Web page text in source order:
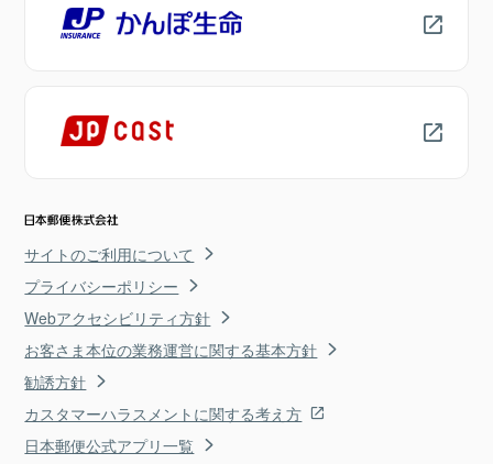
サイトのご利用について
プライバシーポリシー
Webアクセシビリティ方針
お客さま本位の業務運営に関する基本方針
勧誘方針
カスタマーハラスメントに関する考え方
日本郵便公式アプリ一覧